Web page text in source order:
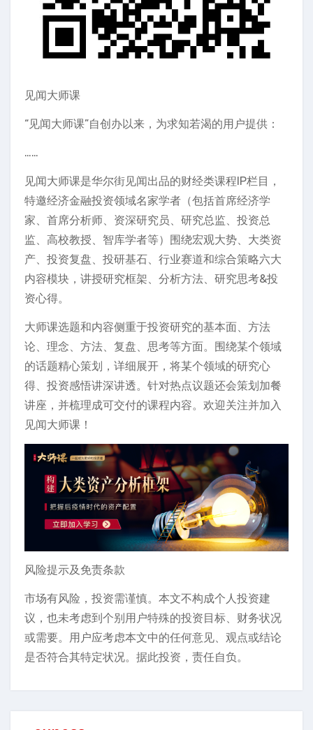
见闻大师课
“见闻大师课”自创办以来，为求知若渴的用户提供：
……
见闻大师课是华尔街见闻出品的财经类课程IP栏目，
特邀经济金融投资领域名家学者（包括首席经济学
家、首席分析师、资深研究员、研究总监、投资总
监、高校教授、智库学者等）围绕宏观大势、大类资
产、投资复盘、投研基石、行业赛道和综合策略六大
内容模块，讲授研究框架、分析方法、研究思考&投
资心得。
大师课选题和内容侧重于投资研究的基本面、方法
论、理念、方法、复盘、思考等方面。围绕某个领域
的话题精心策划，详细展开，将某个领域的研究心
得、投资感悟讲深讲透。针对热点议题还会策划加餐
讲座，并梳理成可交付的课程内容。欢迎关注并加入
见闻大师课！
风险提示及免责条款
市场有风险，投资需谨慎。本文不构成个人投资建
议，也未考虑到个别用户特殊的投资目标、财务状况
或需要。用户应考虑本文中的任何意见、观点或结论
是否符合其特定状况。据此投资，责任自负。